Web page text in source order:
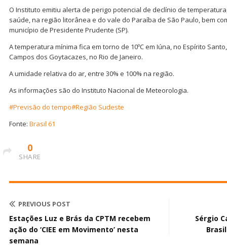
O Instituto emitiu alerta de perigo potencial de declínio de temperatura,
saúde, na região litorânea e do vale do Paraíba de São Paulo, bem
município de Presidente Prudente (SP).
A temperatura mínima fica em torno de 10ºC em Iúna, no Espírito
Campos dos Goytacazes, no Rio de Janeiro.
A umidade relativa do ar, entre 30% e 100% na região.
As informações são do Instituto Nacional de Meteorologia.
#Previsão do tempo#Região Sudeste
Fonte: Brasil 61
0
SHARE
PREVIOUS POST
Estações Luz e Brás da CPTM recebem
ação do ‘CIEE em Movimento’ nesta
semana
Sérgio